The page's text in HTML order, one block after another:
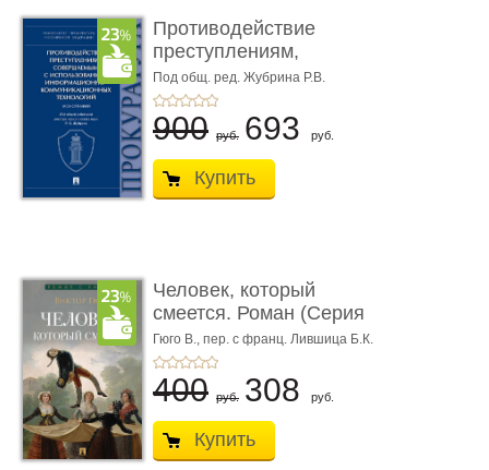
Противодействие
преступлениям,
совершаемым с ...
Под общ. ред. Жубрина Р.В.
900 руб. 693 руб.
Купить
Человек, который
смеется. Роман (Серия
«Роман с ...
Гюго В., пер. с франц. Лившица Б.К.
400 руб. 308 руб.
Купить